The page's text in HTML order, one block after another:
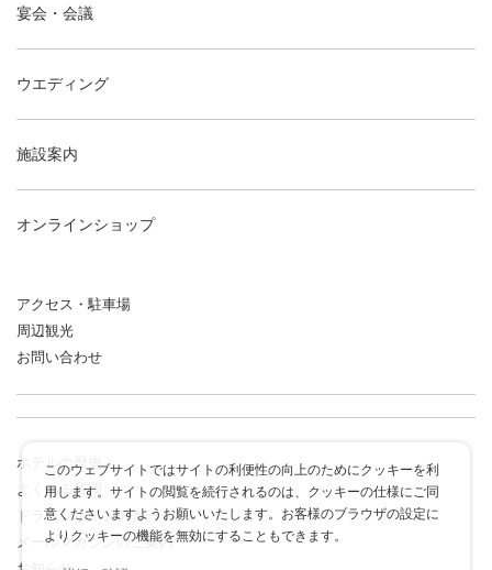
このウェブサイトではサイトの利便性の向上のためにクッキーを利
用します。サイトの閲覧を続行されるのは、クッキーの仕様にご同
意くださいますようお願いいたします。お客様のブラウザの設定に
よりクッキーの機能を無効にすることもできます。
宴会・会議
ウエディング
施設案内
オンラインショップ
アクセス・駐車場
周辺観光
お問い合わせ
ホテルの歴史
よくある質問
ドラゴンポイントカード
メールマガジンのご案内